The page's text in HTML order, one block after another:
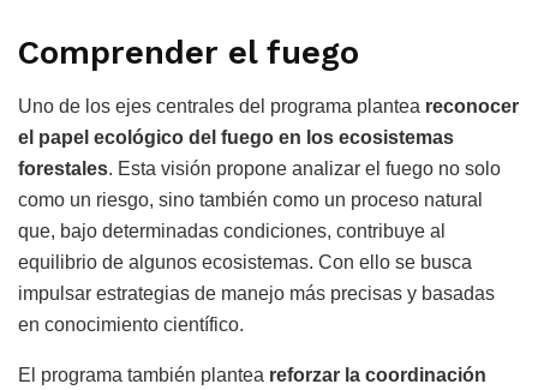
Comprender el fuego
Uno de los ejes centrales del programa plantea reconocer
el papel ecológico del fuego en los ecosistemas
forestales. Esta visión propone analizar el fuego no solo
como un riesgo, sino también como un proceso natural
que, bajo determinadas condiciones, contribuye al
equilibrio de algunos ecosistemas. Con ello se busca
impulsar estrategias de manejo más precisas y basadas
en conocimiento científico.
El programa también plantea reforzar la coordinación